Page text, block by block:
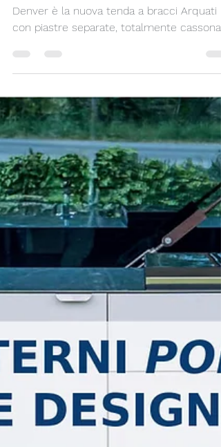
CASSONATA, DI DESIGN
ED ECONOMICA…
POSSIBILE? SI!
Denver è la nuova tenda a bracci Arquati
con piastre separate, totalmente